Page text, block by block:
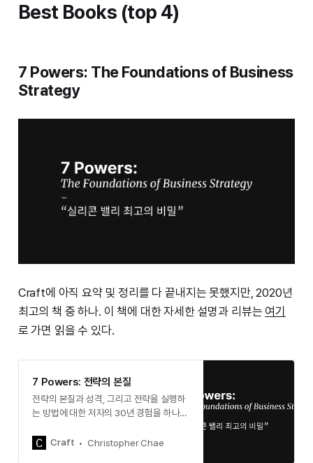
Best Books (top 4)
7 Powers: The Foundations of Business
Strategy
Craft에 아직 요약 및 정리를 다 끝내지는 못했지만, 2020년
최고의 책 중 하나. 이 책에 대한 자세한 설명과 리뷰는 여기
로 가면 읽을 수 있다.
7 Powers: 전략의 본질
전략의 본질과 성격, 그리고 전략을 실행하
는 방법에 대한 저자의 30년 경험을 하나의
Craft
Christopher Chae